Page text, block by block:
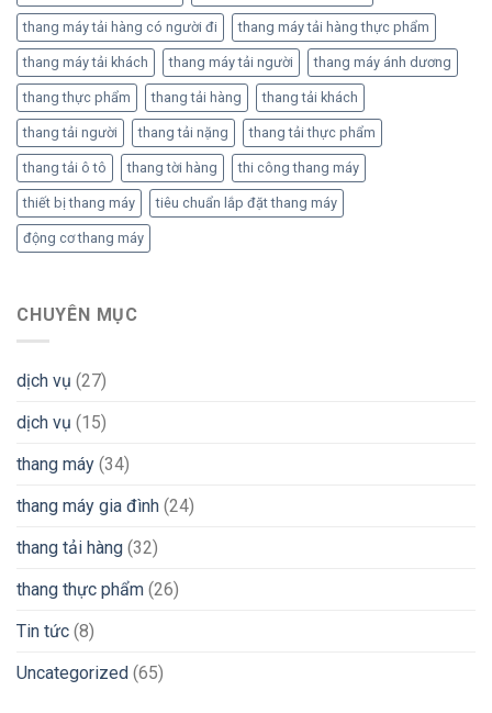
thang máy tải hàng có người đi thang máy tải hàng thực phẩm
thang máy tải khách thang máy tải người thang máy ánh dương
thang thực phẩm thang tải hàng thang tải khách
thang tải người thang tải nặng thang tải thực phẩm
thang tải ô tô thang tời hàng thi công thang máy
thiết bị thang máy tiêu chuẩn lắp đặt thang máy
động cơ thang máy
CHUYÊN MỤC
dịch vụ (27)
dịch vụ (15)
thang máy (34)
thang máy gia đình (24)
thang tải hàng (32)
thang thực phẩm (26)
Tin tức (8)
Uncategorized (65)